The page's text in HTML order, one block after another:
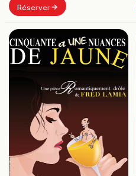
Réserver